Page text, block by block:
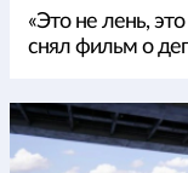
«Это не лень,
снял фильм о